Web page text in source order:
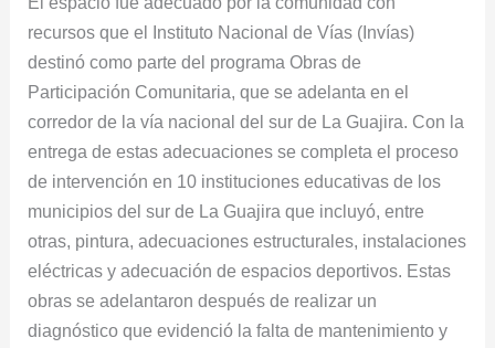
recursos que el Instituto Nacional de Vías (Invías)
destinó como parte del programa Obras de
Participación Comunitaria, que se adelanta en el
corredor de la vía nacional del sur de La Guajira. Con la
entrega de estas adecuaciones se completa el proceso
de intervención en 10 instituciones educativas de los
municipios del sur de La Guajira que incluyó, entre
otras, pintura, adecuaciones estructurales, instalaciones
eléctricas y adecuación de espacios deportivos. Estas
obras se adelantaron después de realizar un
diagnóstico que evidenció la falta de mantenimiento y